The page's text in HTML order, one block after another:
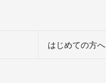
はじめての方へ